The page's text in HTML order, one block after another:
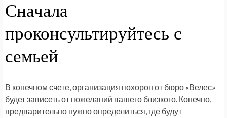
Сначала
проконсультируйтесь с
семьей
В конечном счете, организация похорон от бюро «Велес»
будет зависеть от пожеланий вашего близкого. Конечно,
предварительно нужно определиться, где будут